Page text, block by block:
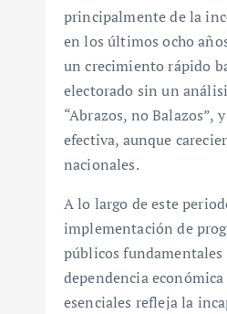
principalmente de la
en los últimos ocho
un crecimiento rápido
electorado sin un
“Abrazos, no Balazos”,
efectiva, aunque
nacionales.
A lo largo de este
implementación de
públicos fundamentales
dependencia
esenciales refleja la